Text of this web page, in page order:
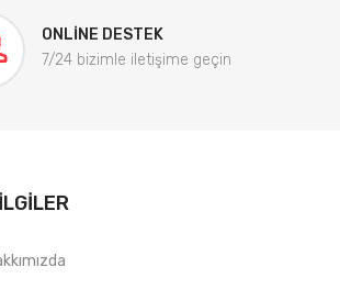
ONLINE DESTEK
7/24 bizimle iletişime geçin